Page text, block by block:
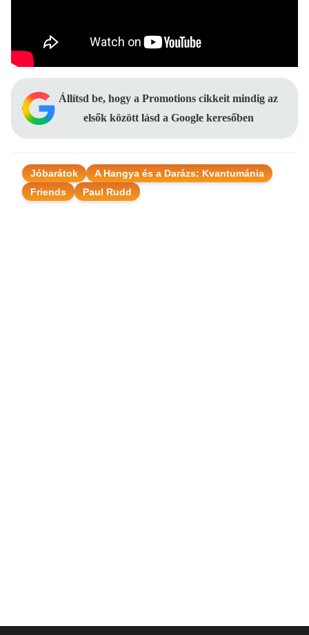
Állítsd be, hogy a Promotions cikkeit mindig az
elsők között lásd a Google keresőben
Jóbarátok
A Hangya és a Darázs: Kvantumánia
Friends
Paul Rudd